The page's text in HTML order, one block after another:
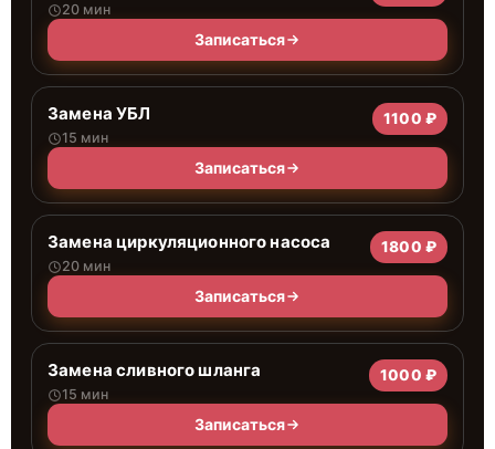
20 мин
Записаться
Замена УБЛ
15 мин
1100 ₽
Записаться
Замена циркуляционного насоса
20 мин
1800 ₽
Записаться
Замена сливного шланга
15 мин
1000 ₽
Записаться